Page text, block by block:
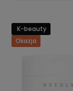
K-beauty
Okazja